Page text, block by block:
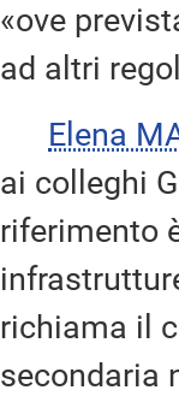
«ove
ad altri
Elena
ai colleghi
riferimento
richiama il
secondaria